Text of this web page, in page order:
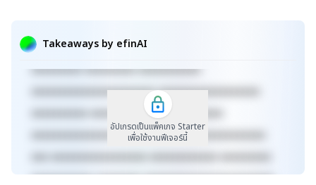
Takeaways by efinAI
xxxxxxxxxxxxxxxxxx xxxxxxxxxxxxxxx xxxxx
xxxxxxxxx xxxxxxxxx xxxxxxxxxxx
xxxxxxxxxxxxxxxxxxxxxx xxxxxxxxxxxxxxxxxx
xxxxxxxxxx xxxxxxxxxxxxx xxxxxxxxxx
xxxxxxxxxxxxxxxxxxxxxxxxxx xxxxxxxxxxxxxxx
xxx xxxxxxxxxxxxxxxxx xxxxxxxxxxxx xxxxxxxxx
xxxxxxxxxxx xxxxxxxx xxxxxxxxxxxxxxxxxxxxxxx
อัปเกรดเป็นแพ็คเกจ Starter
เพื่อใช้งานฟีเจอร์นี้